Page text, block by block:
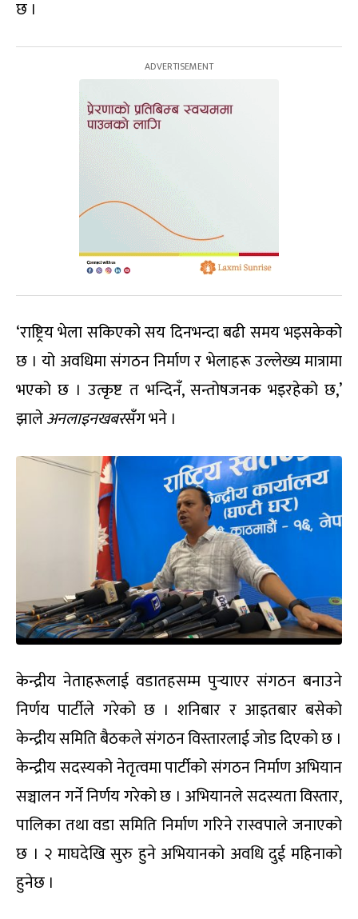
छ ।
‘राष्ट्रिय भेला सकिएको सय दिनभन्दा बढी समय भइसकेको
छ । यो अवधिमा संगठन निर्माण र भेलाहरू उल्लेख्य मात्रामा
भएको छ । उत्कृष्ट त भन्दिनँ, सन्तोषजनक भइरहेको छ,’
झालेअनलाइनखबरसँग भने ।
केन्द्रीय नेताहरूलाई वडातहसम्म पुर्‍याएर संगठन बनाउने
निर्णय पार्टीले गरेको छ । शनिबार र आइतबार बसेको
केन्द्रीय समिति बैठकले संगठन विस्तारलाई जोड दिएको छ ।
केन्द्रीय सदस्यको नेतृत्वमा पार्टीको संगठन निर्माण अभियान
सञ्चालन गर्ने निर्णय गरेको छ । अभियानले सदस्यता विस्तार,
पालिका तथा वडा समिति निर्माण गरिने रास्वपाले जनाएको
छ । २ माघदेखि सुरु हुने अभियानको अवधि दुई महिनाको
हुनेछ ।